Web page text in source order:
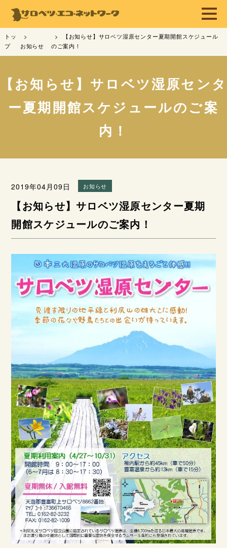
トッ
プ
お知らせ
【お知らせ】サロベツ湿原センター夏期開館スケジュール
のご案内！
【お知らせ】サロベツ湿原センタ
ー夏期開館スケジュールのご案
内！
2019年04月09日 お知らせ
【お知らせ】サロベツ湿原センター夏期
開館スケジュールのご案内！